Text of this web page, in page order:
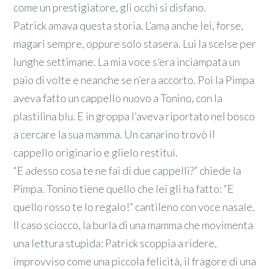
come un prestigiatore, gli occhi si disfano.
Patrick amava questa storia. L’ama anche lei, forse,
magari sempre, oppure solo stasera. Lui la scelse per
lunghe settimane. La mia voce s’era inciampata un
paio di volte e neanche se n’era accorto. Poi la Pimpa
aveva fatto un cappello nuovo a Tonino, con la
plastilina blu. E in groppa l’aveva riportato nel bosco
a cercare la sua mamma. Un canarino trovò il
cappello originario e glielo restituì.
“E adesso cosa te ne fai di due cappelli?” chiede la
Pimpa. Tonino tiene quello che lei gli ha fatto: “E
quello rosso te lo regalo!” cantileno con voce nasale.
Il caso sciocco, la burla di una mamma che movimenta
una lettura stupida: Patrick scoppia a ridere,
improvviso come una piccola felicità, il fragore di una